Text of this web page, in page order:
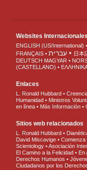
Websites Internacionales
ENGLISH (US/International)
FRANÇAIS
עברית 日本
DEUTSCH MAGYAR
(CASTELLANO)
Enlaces
L. Ronald Hubbard
Humanidad
Ministros
en línea
Más Información
Sitios web relacionados
L. Ronald Hubbard
David Miscavige
Scientology
Asociación
El Camino a la Felicidad
En
Derechos Humanos
Ciudadanos por los